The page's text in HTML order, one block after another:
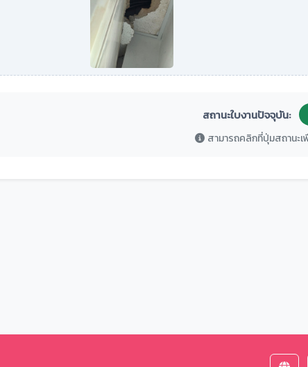
สถานะใบงานปัจจุบัน:
สามารถคลิกที่ปุ่มสถานะ